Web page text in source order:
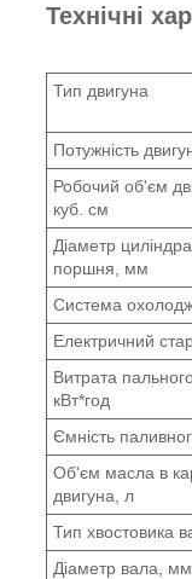
Технічні
Тип двигуна
Потужність
Робочий об'єм
куб. см
Діаметр
поршня, мм
Система
Електричний
Витрата
кВт*год
Ємність
Об'єм масла в
двигуна, л
Тип хвостовика
Діаметр вала, мм